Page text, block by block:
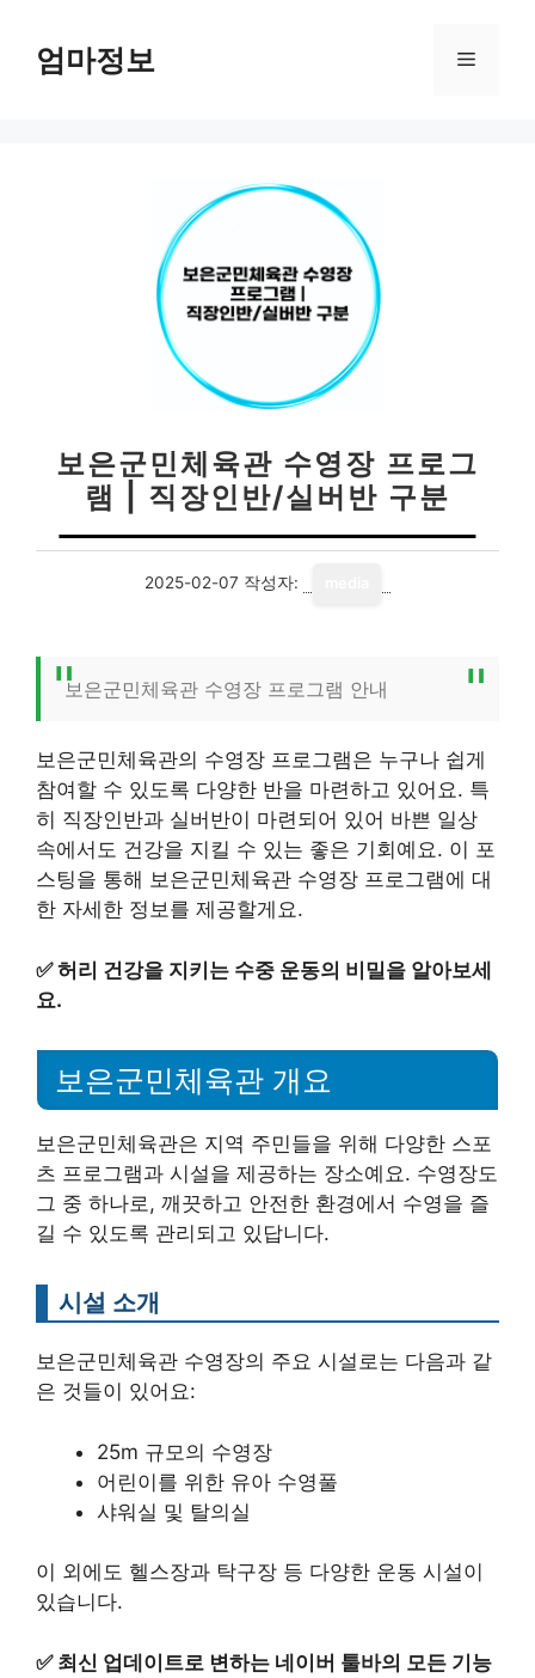
엄마정보 메
보은군민체육관 수영장 프로그
램 | 직장인반/실버반 구분
2025-02-07 작성자:
보은군민체육관 수영장 프로그램 안내
보은군민체육관의 수영장 프로그램은 누구나 쉽게
참여할 수 있도록 다양한 반을 마련하고 있어요. 특
히 직장인반과 실버반이 마련되어 있어 바쁜 일상
속에서도 건강을 지킬 수 있는 좋은 기회예요. 이 포
스팅을 통해 보은군민체육관 수영장 프로그램에 대
한 자세한 정보를 제공할게요.
✅허리 건강을 지키는 수중 운동의 비밀을 알아보세
요.
보은군민체육관 개요
보은군민체육관은 지역 주민들을 위해 다양한 스포
츠 프로그램과 시설을 제공하는 장소예요. 수영장도
그 중 하나로, 깨끗하고 안전한 환경에서 수영을 즐
길 수 있도록 관리되고 있답니다.
시설 소개
보은군민체육관 수영장의 주요 시설로는 다음과 같
은 것들이 있어요:
25m 규모의 수영장
어린이를 위한 유아 수영풀
샤워실 및 탈의실
이 외에도 헬스장과 탁구장 등 다양한 운동 시설이
있습니다.
✅ 최신 업데이트로 변하는 네이버 툴바의 모든 기능